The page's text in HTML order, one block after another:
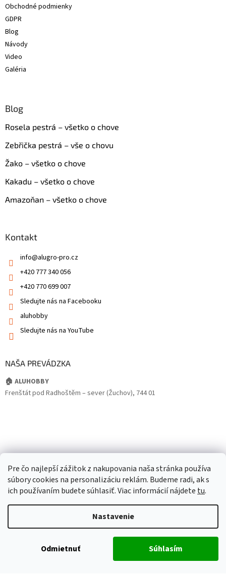
Pre čo najlepší zážitok z nakupovania naša stránka používa
súbory cookies na personalizáciu reklám. Budeme radi, ak s
ich používaním budete súhlasiť. Viac informácií nájdete tu.
Nastavenie
Odmietnuť Súhlasím
Obchodné podmienky
GDPR
Blog
Návody
Video
Galéria
Blog
Rosela pestrá – všetko o chove
Zebřička pestrá – vše o chovu
Žako – všetko o chove
Kakadu – všetko o chove
Amazoňan – všetko o chove
Kontakt
info@alugro-pro.cz
+420 777 340 056
+420 770 699 007
Sledujte nás na Facebooku
aluhobby
Sledujte nás na YouTube
NAŠA PREVÁDZKA
🏠 ALUHOBBY
Frenštát pod Radhoštěm – sever (Žuchov), 744 01